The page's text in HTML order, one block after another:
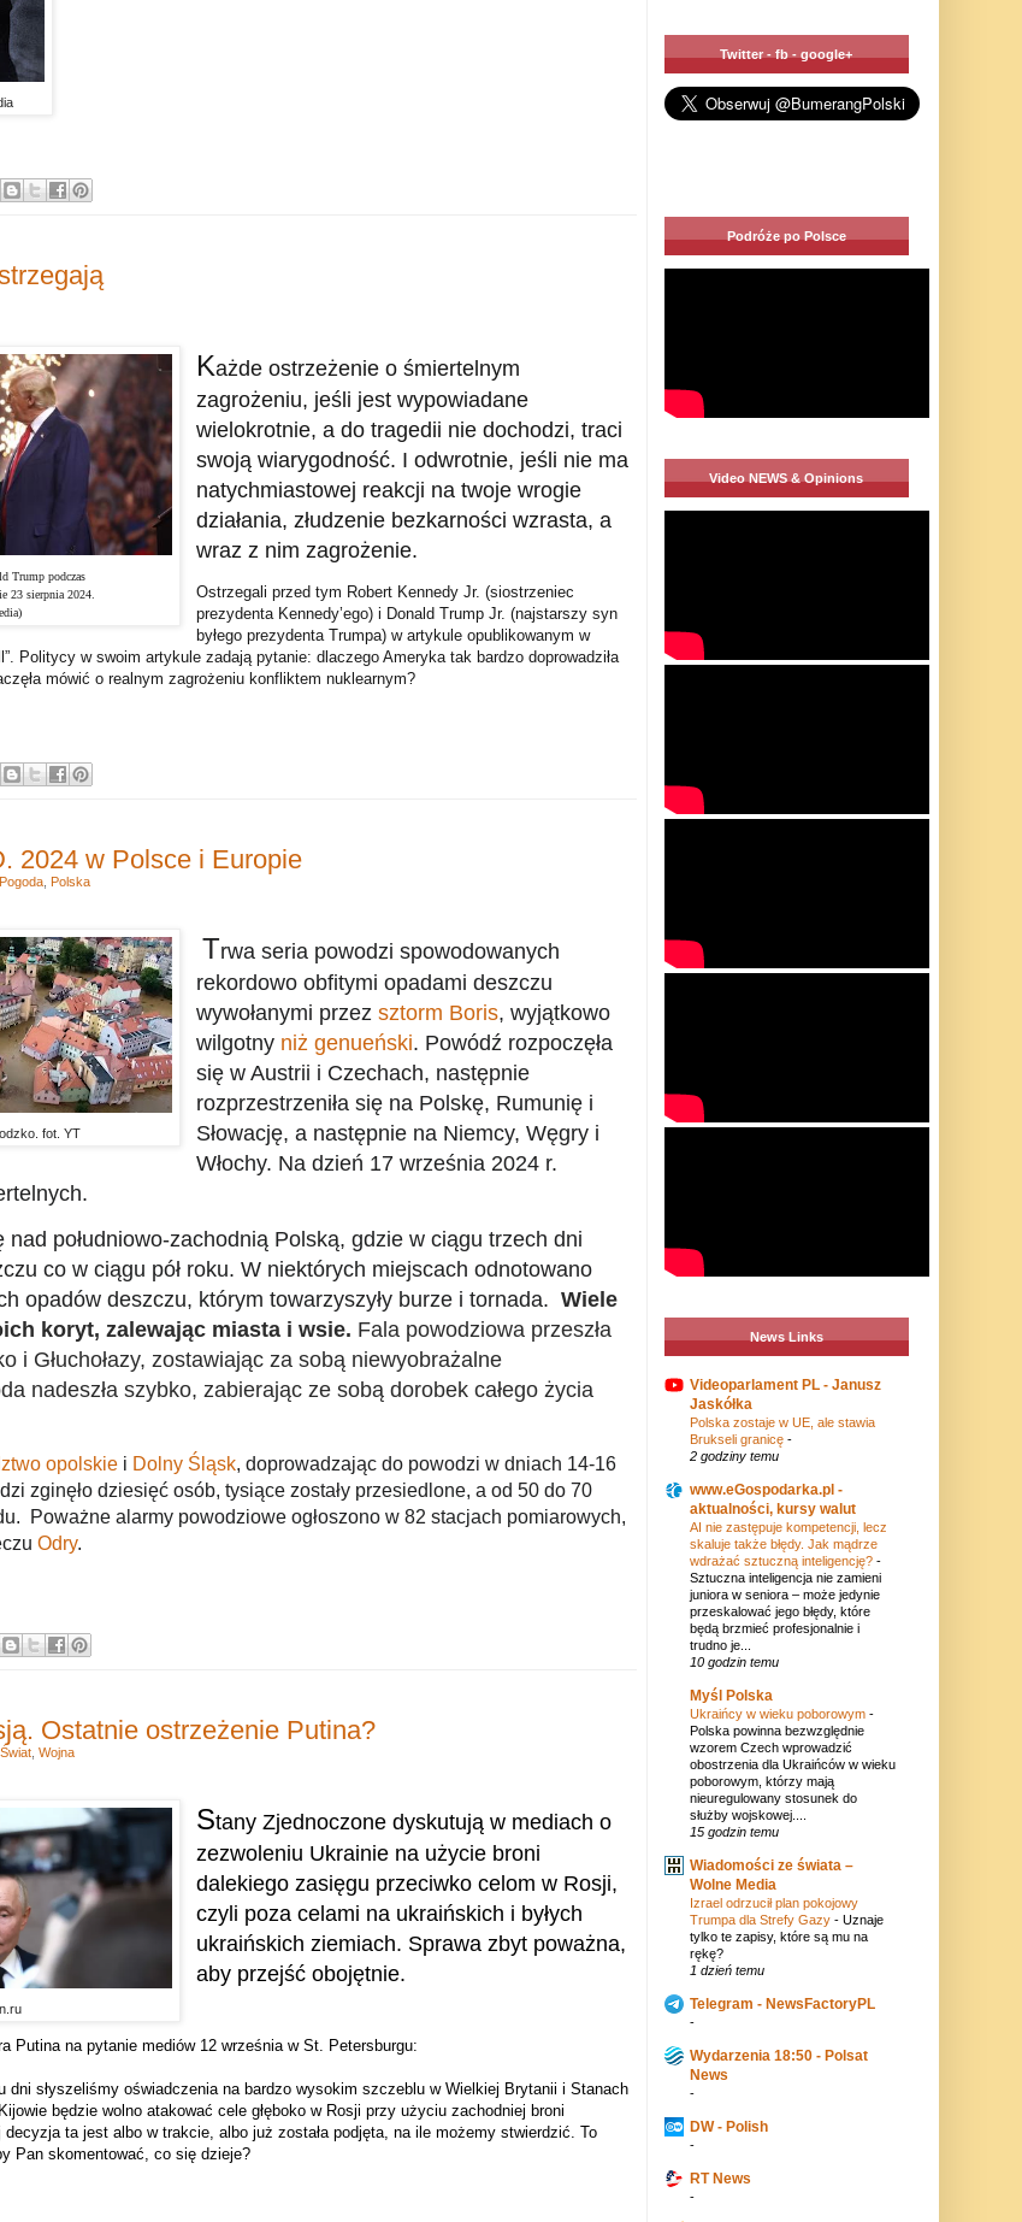
Trump podczas
23 sierpnia 2024.
Każde ostrzeżenie o śmiertelnym
zagrożeniu, jeśli jest wypowiadane
wielokrotnie, a do tragedii nie dochodzi, traci
swoją wiarygodność. I odwrotnie, jeśli nie ma
natychmiastowej reakcji na twoje wrogie
działania, złudzenie bezkarności wzrasta, a
wraz z nim zagrożenie.
Ostrzegali przed tym Robert Kennedy Jr. (siostrzeniec
prezydenta Kennedy’ego) i Donald Trump Jr. (najstarszy syn
byłego prezydenta Trumpa) w artykule opublikowanym w
Politycy w swoim artykule zadają pytanie: dlaczego Ameryka tak bardzo doprowadziła
mówić o realnym zagrożeniu konfliktem nuklearnym?
2024 w Polsce i Europie
fot. YT
Trwa seria powodzi spowodowanych
rekordowo obfitymi opadami deszczu
wywołanymi przez sztorm Boris, wyjątkowo
wilgotny niż genueński. Powódź rozpoczęła
się w Austrii i Czechach, następnie
rozprzestrzeniła się na Polskę, Rumunię i
Słowację, a następnie na Niemcy, Węgry i
Włochy. Na dzień 17 września 2024 r.
nad południowo-zachodnią Polską, gdzie w ciągu trzech dni
co w ciągu pół roku. W niektórych miejscach odnotowano
opadów deszczu, którym towarzyszyły burze i tornada. Wiele
koryt, zalewając miasta i wsie. Fala powodziowa przeszła
i Głuchołazy, zostawiając za sobą niewyobrażalne
nadeszła szybko, zabierając ze sobą dorobek całego życia
opolskiei Dolny Śląsk, doprowadzając do powodzi w dniach 14-16
zginęło dziesięć osób, tysiące zostały przesiedlone, a od 50 do 70
Poważne alarmy powodziowe ogłoszono w 82 stacjach pomiarowych,
Odry.
Pogoda, Polska
Ostatnie ostrzeżenie Putina?
Stany Zjednoczone dyskutują w mediach o
zezwoleniu Ukrainie na użycie broni
dalekiego zasięgu przeciwko celom w Rosji,
czyli poza celami na ukraińskich i byłych
ukraińskich ziemiach. Sprawa zbyt poważna,
aby przejść obojętnie.
Putina na pytanie mediów 12 września w St. Petersburgu:
dni słyszeliśmy oświadczenia na bardzo wysokim szczeblu w Wielkiej Brytanii i Stanach
będzie wolno atakować cele głęboko w Rosji przy użyciu zachodniej broni
ta jest albo w trakcie, albo już została podjęta, na ile możemy stwierdzić. To
Pan skomentować, co się dzieje?
Świat, Wojna
Twitter - fb - google+
Podróże po Polsce
Video NEWS & Opinions
News Links
Videoparlament PL - Janusz
Jaskółka
Polska zostaje w UE, ale stawia
Brukseli granicę -
2 godziny temu
www.eGospodarka.pl -
aktualności, kursy walut
AI nie zastępuje kompetencji, lecz
skaluje także błędy. Jak mądrze
wdrażać sztuczną inteligencję? -
Sztuczna inteligencja nie zamieni
juniora w seniora – może jedynie
przeskalować jego błędy, które
będą brzmieć profesjonalnie i
trudno je...
10 godzin temu
Myśl Polska
Ukraińcy w wieku poborowym -
Polska powinna bezwzględnie
wzorem Czech wprowadzić
obostrzenia dla Ukraińców w wieku
poborowym, którzy mają
nieuregulowany stosunek do
służby wojskowej....
15 godzin temu
Wiadomości ze świata –
Wolne Media
Izrael odrzucił plan pokojowy
Trumpa dla Strefy Gazy - Uznaje
tylko te zapisy, które są mu na
rękę?
1 dzień temu
Telegram - NewsFactoryPL
-
Wydarzenia 18:50 - Polsat
News
-
DW - Polish
-
RT News
-